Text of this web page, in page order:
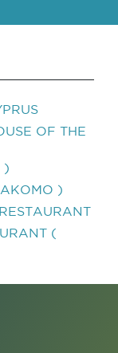
OF THE
)
)
(